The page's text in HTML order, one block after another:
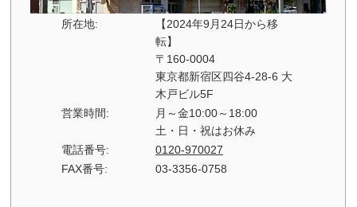
所在地:
【2024年9月24日から移
転】
〒160-0004
東京都新宿区四谷4-28-6 大
木戸ビル5F
営業時間:
月～金10:00～18:00
土・日・祝はお休み
電話番号:
0120-970027
FAX番号:
03-3356-0758